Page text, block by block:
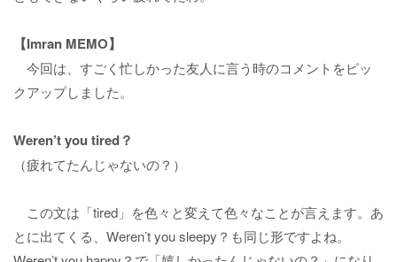
【Imran MEMO】
今回は、すごく忙しかった友人に言う時のコメントをピッ
クアップしました。
Weren’t you tired？
（疲れてたんじゃないの？）
この文は「tired」を色々と変えて色々なことが言えます。あ
とに出てくる、Weren’t you sleepy？も同じ形ですよね。